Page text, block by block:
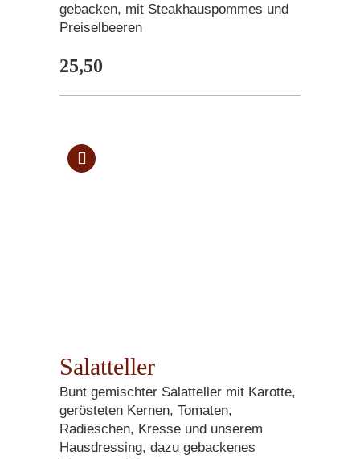
gebacken, mit Steakhauspommes und
Preiselbeeren
25,50
Salatteller
Bunt gemischter Salatteller mit Karotte,
gerösteten Kernen, Tomaten,
Radieschen, Kresse und unserem
Hausdressing, dazu gebackenes